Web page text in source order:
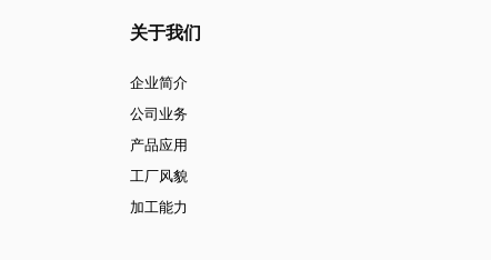
关于我们
企业简介
公司业务
产品应用
工厂风貌
加工能力